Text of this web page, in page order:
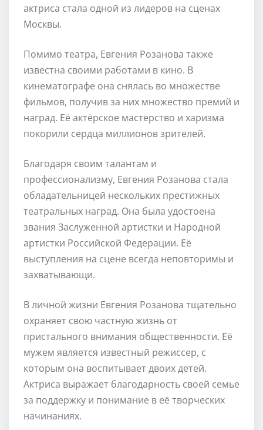
актриса стала одной из лидеров на сценах
Москвы.
Помимо театра, Евгения Розанова также
известна своими работами в кино. В
кинематографе она снялась во множестве
фильмов, получив за них множество премий и
наград. Её актёрское мастерство и харизма
покорили сердца миллионов зрителей.
Благодаря своим талантам и
профессионализму, Евгения Розанова стала
обладательницей нескольких престижных
театральных наград. Она была удостоена
звания Заслуженной артистки и Народной
артистки Российской Федерации. Её
выступления на сцене всегда неповторимы и
захватывающи.
В личной жизни Евгения Розанова тщательно
охраняет свою частную жизнь от
пристального внимания общественности. Её
мужем является известный режиссер, с
которым она воспитывает двоих детей.
Актриса выражает благодарность своей семье
за поддержку и понимание в её творческих
начинаниях.